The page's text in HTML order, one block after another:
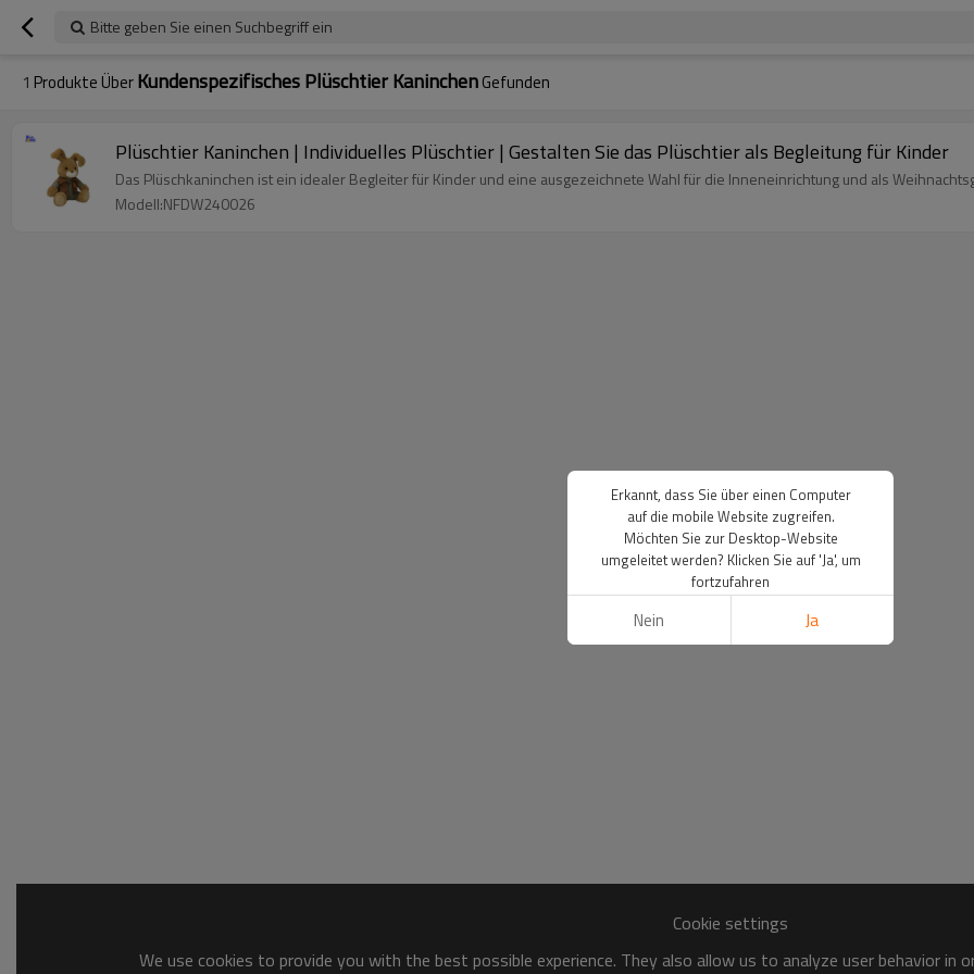
Bitte geben Sie einen Suchbegriff ein
1 Produkte ÜberKundenspezifisches Plüschtier KaninchenGefunden
Plüschtier Kaninchen | Individuelles Plüschtier | Gestalten Sie das Plüschtier als Begleitung für Kinder
Das Plüschkaninchen ist ein idealer Begleiter für Kinder und eine ausgezeichnete Wahl für die Inneneinrichtung und als
Modell:NFDW240026
Cookie settings
We use cookies to provide you with the best possible experience. They also allow us to analyze user behavior
Erkannt, dass Sie über einen Computer
auf die mobile Website zugreifen.
Möchten Sie zur Desktop-Website
umgeleitet werden? Klicken Sie auf 'Ja', um
fortzufahren
Nein Ja